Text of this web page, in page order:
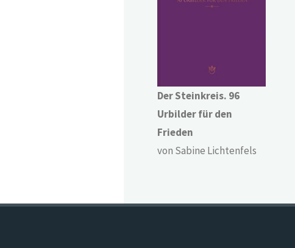
Der Steinkreis. 96
Urbilder für den
Frieden
von Sabine Lichtenfels